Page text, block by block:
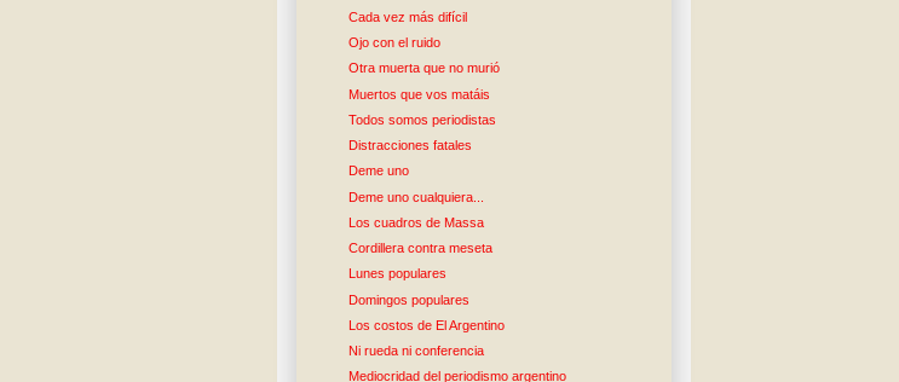
Cada vez más difícil
Ojo con el ruido
Otra muerta que no murió
Muertos que vos matáis
Todos somos periodistas
Distracciones fatales
Deme uno
Deme uno cualquiera...
Los cuadros de Massa
Cordillera contra meseta
Lunes populares
Domingos populares
Los costos de El Argentino
Ni rueda ni conferencia
Mediocridad del periodismo argentino